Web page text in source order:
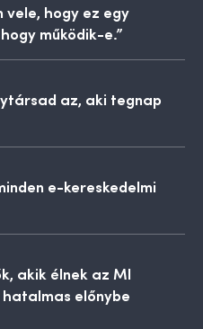
vele, hogy ez egy
működik-e.”
az, aki tegnap
e-kereskedelmi
akik élnek az MI
előnybe